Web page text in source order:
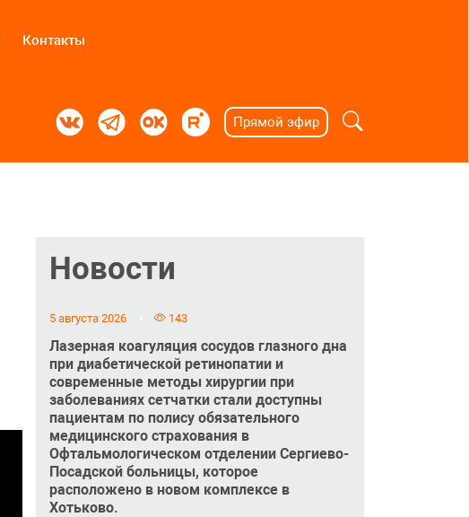
Контакты
Прямой эфир
Новости
5 августа 2026 143
Лазерная коагуляция сосудов глазного дна
при диабетической ретинопатии и
современные методы хирургии при
заболеваниях сетчатки стали доступны
пациентам по полису обязательного
медицинского страхования в
Офтальмологическом отделении Сергиево-
Посадской больницы, которое
расположено в новом комплексе в
Хотьково.